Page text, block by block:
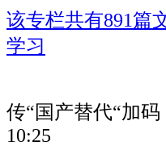
该专栏共有891篇
学习
传“国产替代“加
10:25